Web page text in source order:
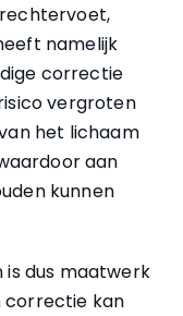
namelijk
correctie
vergroten
het lichaam
aan
kunnen
is dus maatwerk
correctie kan